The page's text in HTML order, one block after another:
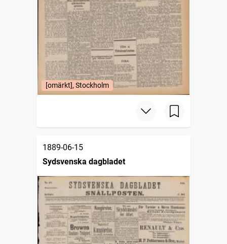
[omärkt], Stockholm
1889-06-15
Sydsvenska dagbladet